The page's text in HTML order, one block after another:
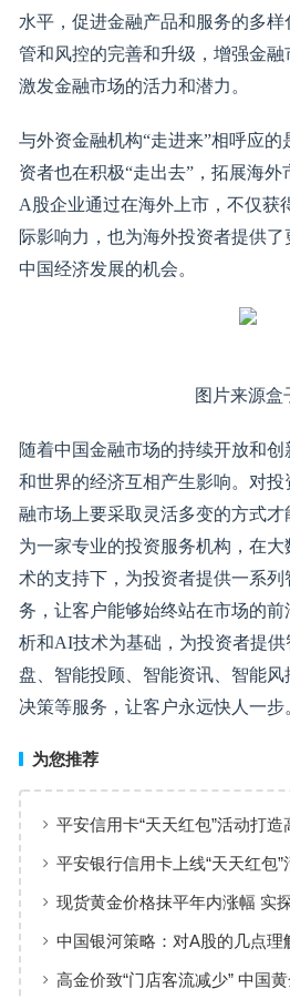
水平，促进金融产品和服务的多
管和风控的完善和升级，增强金融
激发金融市场的活力和潜力。
与外资金融机构“走进来”相呼应
资者也在积极“走出去”，拓展海
A股企业通过在海外上市，不仅获
际影响力，也为海外投资者提供
中国经济发展的机会。
图片来源盒
随着中国金融市场的持续开放和
和世界的经济互相产生影响。对
融市场上要采取灵活多变的方式
为一家专业的投资服务机构，在
术的支持下，为投资者提供一系
务，让客户能够始终站在市场的
析和AI技术为基础，为投资者提
盘、智能投顾、智能资讯、智能
决策等服务，让客户永远快人一步
为您推荐
平安信用卡“天天红包”活动打
平安银行信用卡上线“天天红包
100%有奖
现货黄金价格抹平年内涨幅 实
暖，有投资者趁机抄底
中国银河策略：对A股的几点理
过节？
高金价致“门店客流减少” 中国